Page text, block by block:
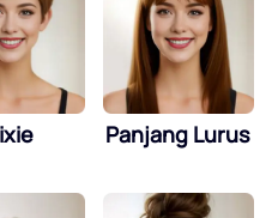
Panjang Lurus